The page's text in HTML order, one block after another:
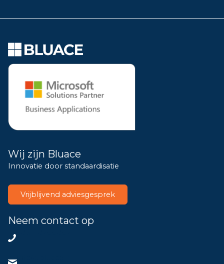
Wij zijn Bluace
Innovatie door standaardisatie
Vrijblijvend adviesgesprek
Neem contact op